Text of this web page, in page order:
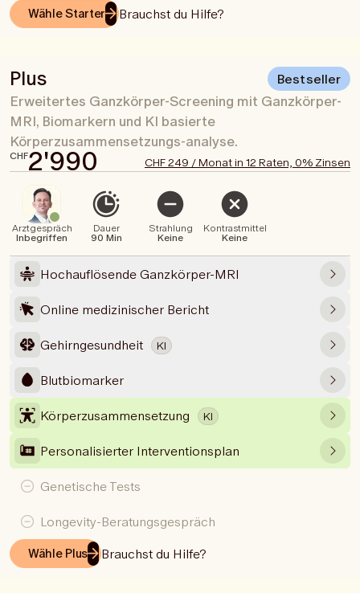
Wähle Starter Brauchst du Hilfe?
Plus Bestseller
Erweitertes Ganzkörper-Screening mit Ganzkörper-
MRI, Biomarkern und KI basierte
Körperzusammensetzungs-analyse.
CHF2'990 CHF 249 / Monat in 12 Raten, 0% Zinsen
Arztgespräch
Inbegriffen
Dauer
90 Min
Strahlung
Keine
Kontrastmittel
Keine
Hochauflösende Ganzkörper-MRI
Online medizinischer Bericht
Gehirngesundheit
KI
Blutbiomarker
Körperzusammensetzung
KI
Personalisierter Interventionsplan
Genetische Tests
Longevity-Beratungsgespräch
Wähle Plus Brauchst du Hilfe?